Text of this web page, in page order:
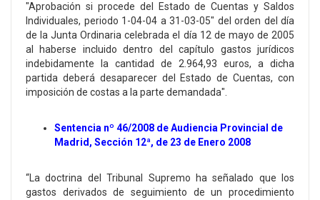
"Aprobación si procede del Estado de Cuentas y Saldos
Individuales, periodo 1-04-04 a 31-03-05" del orden del día
de la Junta Ordinaria celebrada el día 12 de mayo de 2005
al haberse incluido dentro del capítulo gastos jurídicos
indebidamente la cantidad de 2.964,93 euros, a dicha
partida deberá desaparecer del Estado de Cuentas, con
imposición de costas a la parte demandada".
Sentencia nº 46/2008 de Audiencia Provincial de
Madrid, Sección 12ª, de 23 de Enero 2008
“La doctrina del Tribunal Supremo ha señalado que los
gastos derivados de seguimiento de un procedimiento